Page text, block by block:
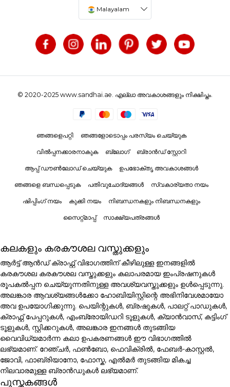
Malayalam
© 2020-2025 www.sandhai.ae. എല്ലാ അവകാശങ്ങളും നിക്ഷിപ്തം.
ഞങ്ങളെപറ്റി ഞങ്ങളോടൊപ്പം പരസ്യം ചെയ്യുക
വിൽപ്പനക്കാരനാകുക ബ്ലോഗ് ബ്രാൻഡ് സ്റ്റോറി
ആപ്പ് ഡൗൺലോഡ് ചെയ്യുക ഉപഭോക്തൃ അവകാശങ്ങൾ
ഞങ്ങളെ ബന്ധപ്പെടുക പതിവുചോദ്യങ്ങൾ സ്വകാര്യതാ നയം
ഷിപ്പിംഗ് നയം കുക്കി നയം നിബന്ധനകളും നിബന്ധനകളും
സൈറ്റ്മാപ്പ് സാക്ഷ്യപത്രങ്ങൾ
കലകളും കരകൗശല വസ്തുക്കളും
ആർട്ട് ആൻഡ് ക്രാഫ്റ്റ് വിഭാഗത്തിന് കീഴിലുള്ള ഇനങ്ങളിൽ
കരകൗശല കരകൗശല വസ്തുക്കളും കലാപരമായ ഇംപ്രഷനുകൾ
രൂപകൽപ്പന ചെയ്യുന്നതിനുള്ള അവശ്യവസ്തുക്കളും ഉൾപ്പെടുന്നു.
അലങ്കാര ആവശ്യങ്ങൾക്കോ ഹോബിയിസ്റ്റിന്റെ അഭിനിവേശമായോ
അവ ഉപയോഗിക്കുന്നു. പെയിന്റുകൾ, ബ്രഷുകൾ, പാലറ്റ് പാഡുകൾ,
ക്രാഫ്റ്റ് പേപ്പറുകൾ, എംബ്രോയിഡറി ടൂളുകൾ, ക്യാൻവാസ്, കട്ടിംഗ്
ടൂളുകൾ, സ്റ്റിക്കറുകൾ, അലങ്കാര ഇനങ്ങൾ തുടങ്ങിയ
വൈവിധ്യമാർന്ന കലാ ഉപകരണങ്ങൾ ഈ വിഭാഗത്തിൽ
ലഭ്യമാണ്. റേഞ്ചർ, ഫൺബോ, ഫെവിക്രിൽ, ഫേബർ-കാസ്റ്റൽ,
ജോവി, ഫാബ്രിയാനോ, ഫോസ്ക, എൽമർ തുടങ്ങിയ മികച്ച
നിലവാരമുള്ള ബ്രാൻഡുകൾ ലഭ്യമാണ്.
പുസ്തകങ്ങൾ